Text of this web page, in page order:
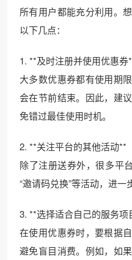
所有用户都能充分利用。
以下几点：
1. **及时注册并使用优惠券
大多数优惠券都有使用期
会在节前结束。因此，建
免错过最佳使用时机。
2. **关注平台的其他活动**
除了注册送券外，很多平
“邀请码兑换”等活动，进一
3. **选择适合自己的服务项
在使用优惠券时，要根据
避免盲目消费。例如，如